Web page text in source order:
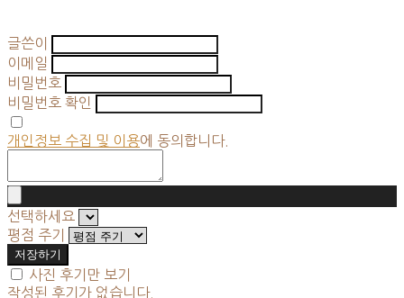
글쓴이
이메일
비밀번호
비밀번호 확인
개인정보 수집 및 이용에 동의합니다.
선택하세요
평점 주기
저장하기
사진 후기만 보기
작성된 후기가 없습니다.